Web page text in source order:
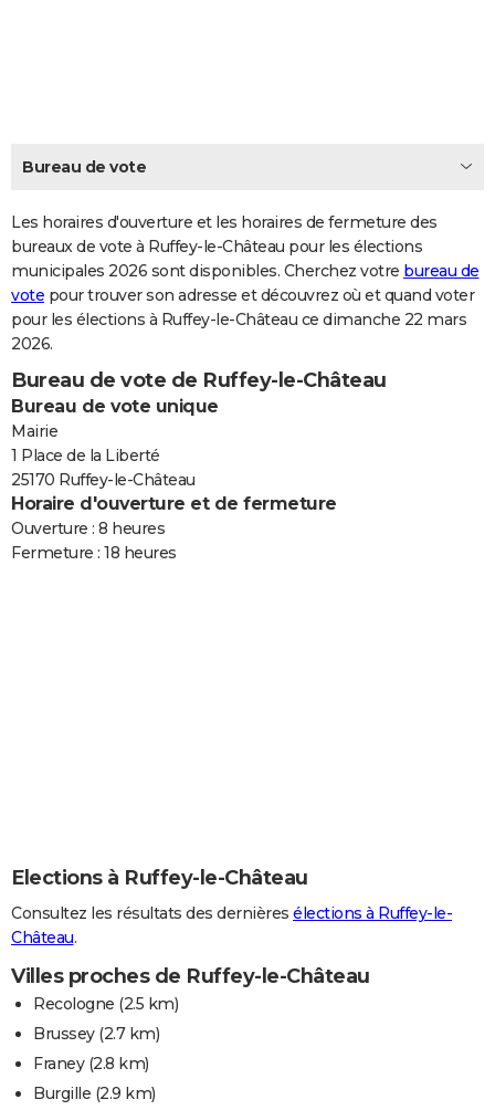
CARTE DE VOEUX
Dictionnaire
Biographies
Citations
Expressions
Proverbes
PROGRAMME TV
COPAINS D'AVANT
S'inscrire
Se connecter
Lycées
Collèges
Primaires
Universités
Entreprises
Service militaire
Avis de recherche
AVIS DE DÉCÈS
FORUM
Bricolage
Lifestyle
Culture
Sport
Auto
Television
Voyage
Cinema
Bureau de vote
Les horaires d'ouverture et les horaires de fermeture des
bureaux de vote à Ruffey-le-Château pour les élections
municipales 2026 sont disponibles. Cherchez votre bureau de
vote pour trouver son adresse et découvrez où et quand voter
pour les élections à Ruffey-le-Château ce dimanche 22 mars
2026.
Bureau de vote de Ruffey-le-Château
Bureau de vote unique
Mairie
1 Place de la Liberté
25170 Ruffey-le-Château
Horaire d'ouverture et de fermeture
Ouverture : 8 heures
Fermeture : 18 heures
Elections à Ruffey-le-Château
Consultez les résultats des dernières élections à Ruffey-le-
Château.
Villes proches de Ruffey-le-Château
Recologne (2.5 km)
Brussey(2.7 km)
Franey(2.8 km)
Burgille (2.9 km)